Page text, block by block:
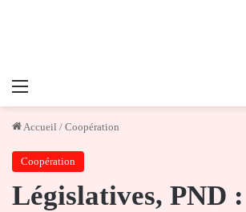
Menu
Accueil / Coopération
Coopération
Législatives, PND